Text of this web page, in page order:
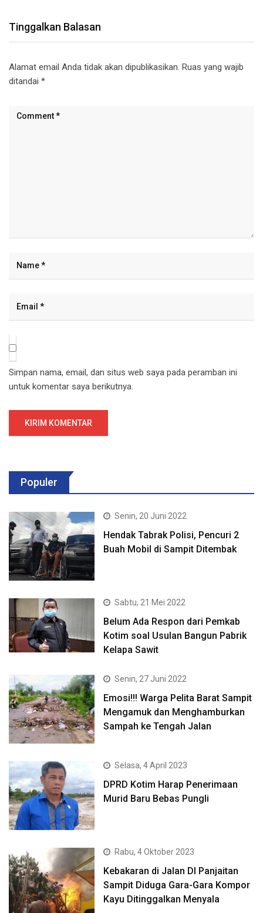
Tinggalkan Balasan
Alamat email Anda tidak akan dipublikasikan. Ruas yang wajib
ditandai *
Simpan nama, email, dan situs web saya pada peramban ini
untuk komentar saya berikutnya.
Populer
Senin, 20 Juni 2022
Hendak Tabrak Polisi, Pencuri 2
Buah Mobil di Sampit Ditembak
Sabtu, 21 Mei 2022
Belum Ada Respon dari Pemkab
Kotim soal Usulan Bangun Pabrik
Kelapa Sawit
Senin, 27 Juni 2022
Emosi!!! Warga Pelita Barat Sampit
Mengamuk dan Menghamburkan
Sampah ke Tengah Jalan
Selasa, 4 April 2023
DPRD Kotim Harap Penerimaan
Murid Baru Bebas Pungli
Rabu, 4 Oktober 2023
Kebakaran di Jalan DI Panjaitan
Sampit Diduga Gara-Gara Kompor
Kayu Ditinggalkan Menyala